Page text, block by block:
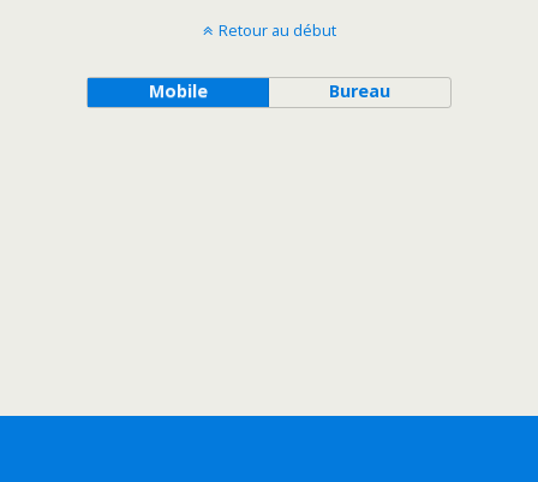
Retour au début
Mobile Bureau